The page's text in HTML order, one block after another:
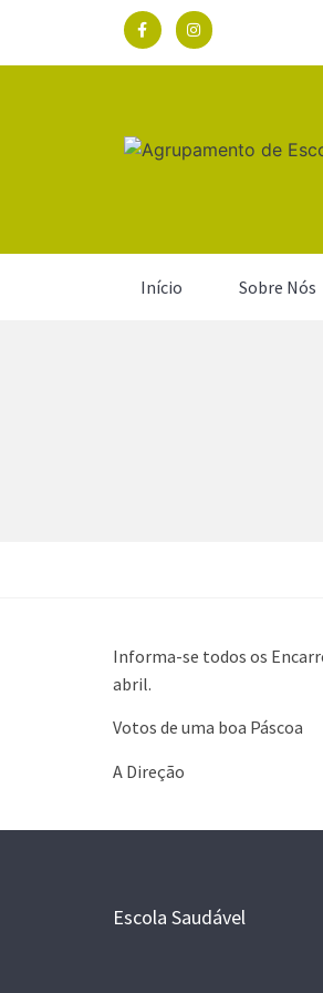
Início Sobre Nós
Informa-se todos os
abril.
Votos de uma boa Páscoa
A Direção
Escola Saudável